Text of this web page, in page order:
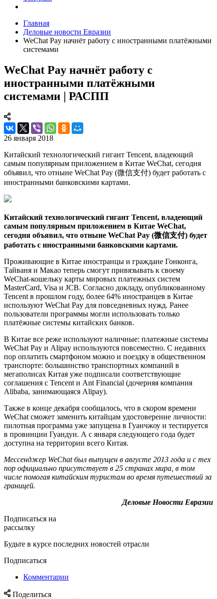
Главная
Деловые новости Евразии
WeChat Pay начнёт работу с иностранными платёжными
системами
WeChat Pay начнёт работу с
иностранными платёжными
системами | РАСПП
26 января 2018
Китайский технологический гигант Tencent, владеющий
самым популярным приложением в Китае WeChat, сегодня
объявил, что отныне WeChat Pay (微信支付) будет работать с
иностранными банковскими картами.
Китайский технологический гигант Tencent, владеющий
самым популярным приложением в Китае WeChat,
сегодня объявил, что отныне WeChat Pay (微信支付) будет
работать с иностранными банковскими картами.
Проживающие в Китае иностранцы и граждане Гонконга,
Тайваня и Макао теперь смогут привязывать к своему
WeChat-кошельку карты мировых платежных систем
MasterCard, Visa и JCB. Согласно докладу, опубликованному
Tencent в прошлом году, более 64% иностранцев в Китае
используют WeChat Pay для повседневных нужд. Ранее
пользователи программы могли использовать только
платёжные системы китайских банков.
В Китае все реже используют наличные: платежные системы
WeChat Pay и Alipay используются повсеместно. С недавних
пор оплатить смартфоном можно и поездку в общественном
транспорте: большинство транспортных компаний в
мегаполисах Китая уже подписали соответствующие
соглашения с Tencent и Ant Financial (дочерняя компания
Alibaba, занимающаяся Alipay).
Также в конце декабря сообщалось, что в скором времени
WeChat сможет заменить китайцам удостоверение личности:
пилотная программа уже запущена в Гуанчжоу и тестируется
в провинции Гуандун. А с января следующего года будет
доступна на территории всего Китая.
Мессенджер WeChat был выпущен в августе 2013 года и с тех
пор официально присутствует в 25 странах мира, в том
числе помогая китайским туристам во время путешествий за
границей.
Деловые Новости Евразии
Подписаться на
рассылку
Будьте в курсе последних новостей отрасли
Подписаться
Комментарии
Поделиться